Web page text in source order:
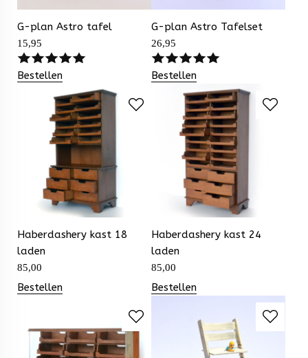
G-plan Astro tafel
15,95
Bestellen
G-plan Astro Tafelset
26,95
Bestellen
Haberdashery kast 18
laden
85,00
Bestellen
Haberdashery kast 24
laden
85,00
Bestellen